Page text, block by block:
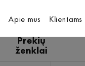
Apie mus Klientams
Prekių
ženklai